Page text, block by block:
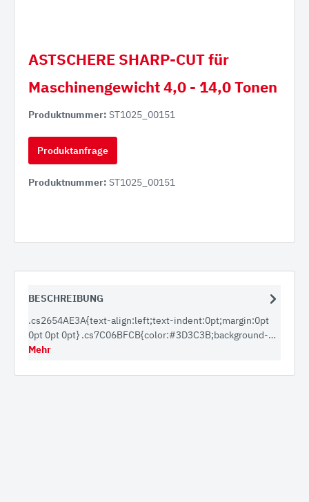
ASTSCHERE SHARP-CUT für
Maschinengewicht 4,0 - 14,0 Tonen
Produktnummer: ST1025_00151
Produktanfrage
Produktnummer: ST1025_00151
BESCHREIBUNG
.cs2654AE3A{text-align:left;text-indent:0pt;margin:0pt
0pt 0pt 0pt} .cs7C06BFCB{color:#3D3C3B;background-…
Mehr